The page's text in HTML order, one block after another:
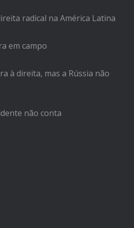
radical na América Latina
em campo
à direita, mas a Rússia não
não conta